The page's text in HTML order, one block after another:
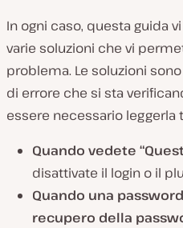
In ogni caso, questa guida
varie soluzioni che vi
problema. Le soluzioni
di errore che si sta
essere necessario leggerla
Quando vedete
disattivate il login o il
Quando una
recupero della